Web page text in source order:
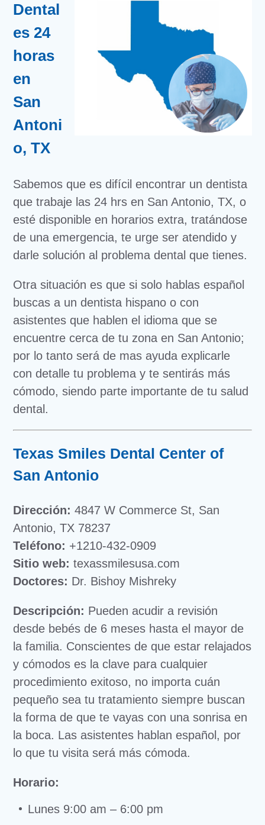
Dental
es 24
horas
en
San
Antoni
o, TX
Sabemos que es difícil encontrar un dentista
que trabaje las 24 hrs en San Antonio, TX, o
esté disponible en horarios extra, tratándose
de una emergencia, te urge ser atendido y
darle solución al problema dental que tienes.
Otra situación es que si solo hablas español
buscas a un dentista hispano o con
asistentes que hablen el idioma que se
encuentre cerca de tu zona en San Antonio;
por lo tanto será de mas ayuda explicarle
con detalle tu problema y te sentirás más
cómodo, siendo parte importante de tu salud
dental.
Texas Smiles Dental Center of
San Antonio
Dirección: 4847 W Commerce St, San
Antonio, TX 78237
Teléfono: +1210-432-0909
Sitio web: texassmilesusa.com
Doctores: Dr. Bishoy Mishreky
Descripción: Pueden acudir a revisión
desde bebés de 6 meses hasta el mayor de
la familia. Conscientes de que estar relajados
y cómodos es la clave para cualquier
procedimiento exitoso, no importa cuán
pequeño sea tu tratamiento siempre buscan
la forma de que te vayas con una sonrisa en
la boca. Las asistentes hablan español, por
lo que tu visita será más cómoda.
Horario:
Lunes 9:00 am – 6:00 pm